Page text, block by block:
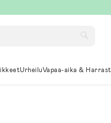
UrheiluVapaa-aika &